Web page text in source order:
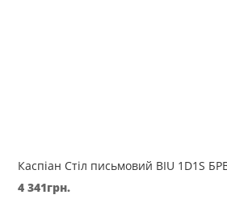
Каспіан Стіл письмовий BIU 1D1S
4 341грн.